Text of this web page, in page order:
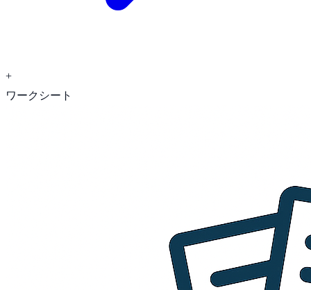
+
ワークシート